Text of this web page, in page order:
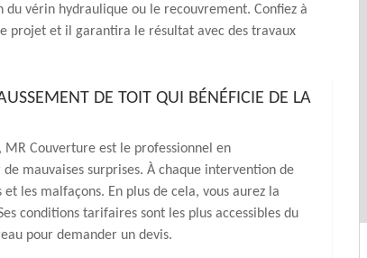
du vérin hydraulique ou le recouvrement. Confiez à
projet et il garantira le résultat avec des travaux
DE TOIT QUI BÉNÉFICIE DE LA
MR Couverture est le professionnel en
mauvaises surprises. À chaque intervention de
les malfaçons. En plus de cela, vous aurez la
conditions tarifaires sont les plus accessibles du
pour demander un devis.